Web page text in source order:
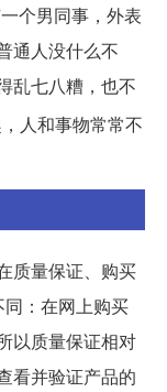
个男同事，外表
通人没什么不
乱七八糟，也不
人和事物常常不
质量保证、购买
：在网上购买
以质量保证相对
看并验证产品的